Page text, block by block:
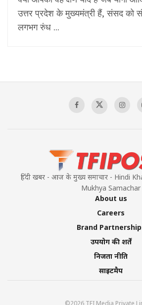
उत्तर प्रदेश के मुख्यमंत्री हैं, संसद को
लगभग रुंध ...
हिंदी खबर - आज के मुख्य समाचार - Hindi
Mukhya Samachar
About us
Careers
Brand
उपयोग की शर्तें
निजता नीति
साइटमैप